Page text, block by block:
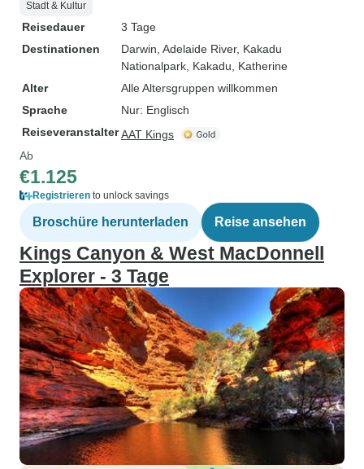
Stadt & Kultur
Reisedauer
3 Tage
Destinationen
Darwin , Adelaide River, Kakadu
Nationalpark , Kakadu , Katherine
Alter
Alle Altersgruppen willkommen
Sprache
Nur: Englisch
ReiseveranstalterAAT Kings
Ab
€1.125
Registrieren to unlock savings
Broschüre herunterladen Reise ansehen
Kings Canyon & West MacDonnell
Explorer - 3 Tage